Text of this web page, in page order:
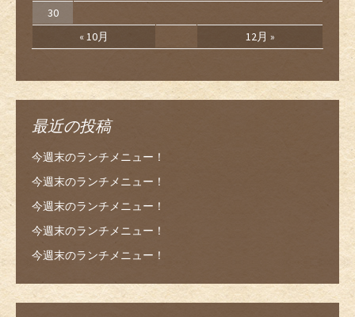
« 10月 12月 »
30
最近の投稿
今週末のランチメニュー！
今週末のランチメニュー！
今週末のランチメニュー！
今週末のランチメニュー！
今週末のランチメニュー！